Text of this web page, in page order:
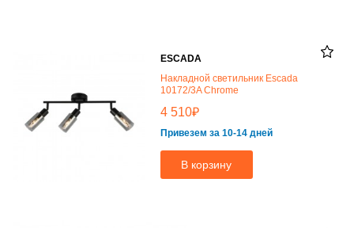
ESCADA
Накладной светильник Escada
10172/3A Chrome
4 510₽
Привезем за 10-14 дней
В корзину